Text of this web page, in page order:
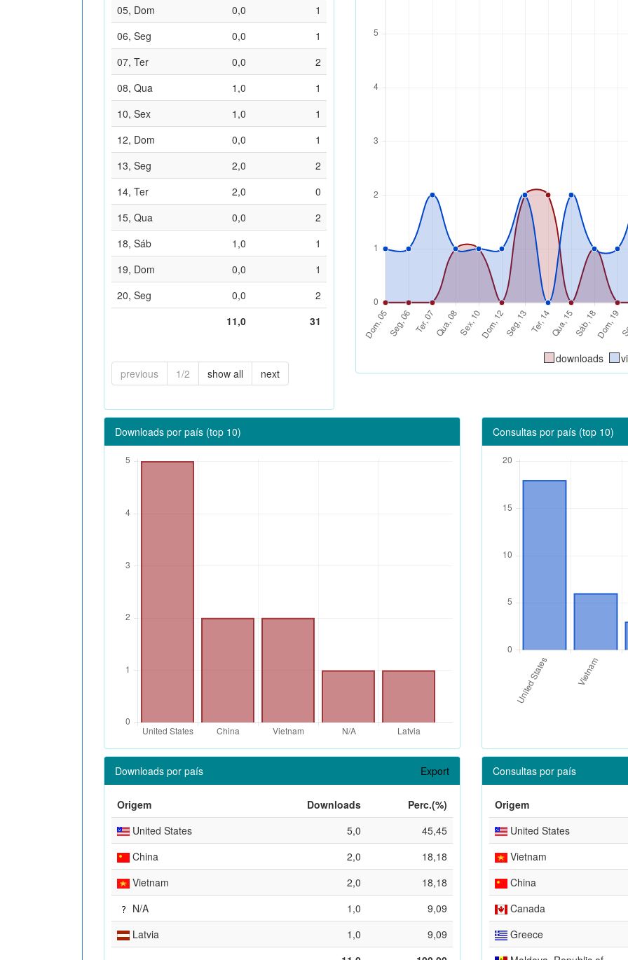
05, Dom
0,0
1
06, Seg
0,0
1
07, Ter
0,0
2
08, Qua
1,0
1
10, Sex
1,0
1
12, Dom
0,0
1
13, Seg
2,0
2
14, Ter
2,0
0
15, Qua
0,0
2
18, Sáb
1,0
1
19, Dom
0,0
1
20, Seg
0,0
2
11,0
31
previous 1/2 show all next
downloads
Downloads por país (top 10) Consultas por país (top 10)
Downloads por país Export
Origem Downloads
Perc.(%)
United States
5,0
45,45
China
2,0
18,18
Vietnam
2,0
18,18
N/A
1,0
9,09
Latvia
1,0
9,09
Consultas por país
Origem
United States
Vietnam
China
Canada
Greece